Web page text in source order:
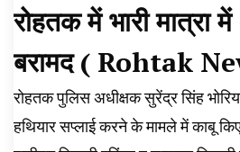
रोहतक में भारी मात्रा
बरामद( Rohtak
रोहतक पुलिस अधीक्षक सुरेंद्र सिंह
हथियार सप्लाई करने के मामले में काबू